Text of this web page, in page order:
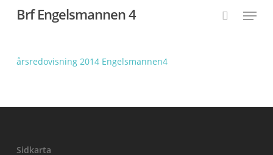
content
Brf Engelsmannen 4 Menu
årsredovisning 2014 Engelsmannen4
Sidkarta